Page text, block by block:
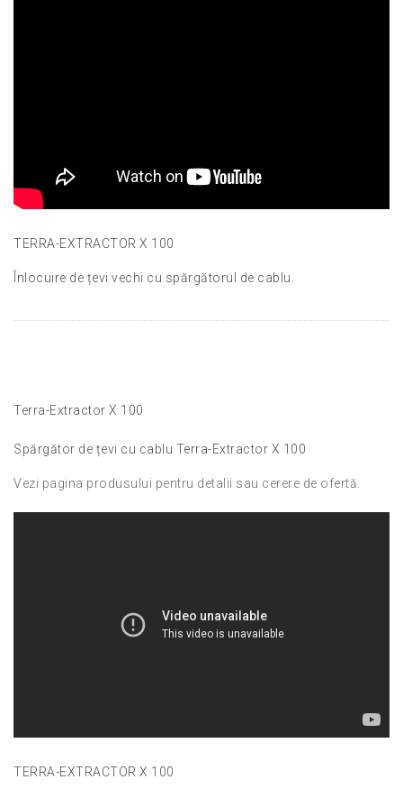
TERRA-EXTRACTOR X 100
Înlocuire de țevi vechi cu spărgătorul de cablu.
Terra-Extractor X 100
Spărgător de țevi cu cablu Terra-Extractor X 100
Vezi pagina produsului pentru detalii sau cerere de ofertă.
TERRA-EXTRACTOR X 100